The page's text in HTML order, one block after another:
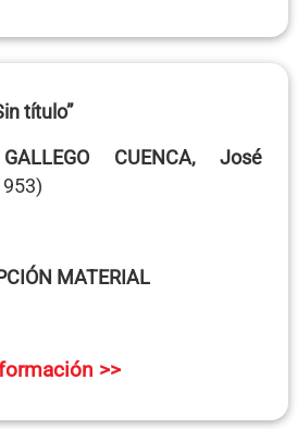
título”
GALLEGO CUENCA, José
MATERIAL
>>